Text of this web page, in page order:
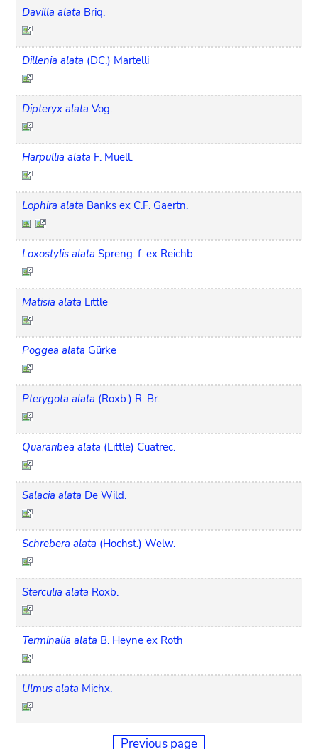
Davilla alata Briq.
Dillenia alata (DC.) Martelli
Dipteryx alata Vog.
Harpullia alata F. Muell.
Lophira alata Banks ex C.F. Gaertn.
Loxostylis alata Spreng. f. ex Reichb.
Matisia alata Little
Poggea alata Gürke
Pterygota alata (Roxb.) R. Br.
Quararibea alata (Little) Cuatrec.
Salacia alata De Wild.
Schrebera alata (Hochst.) Welw.
Sterculia alata Roxb.
Terminalia alata B. Heyne ex Roth
Ulmus alata Michx.
Previous page